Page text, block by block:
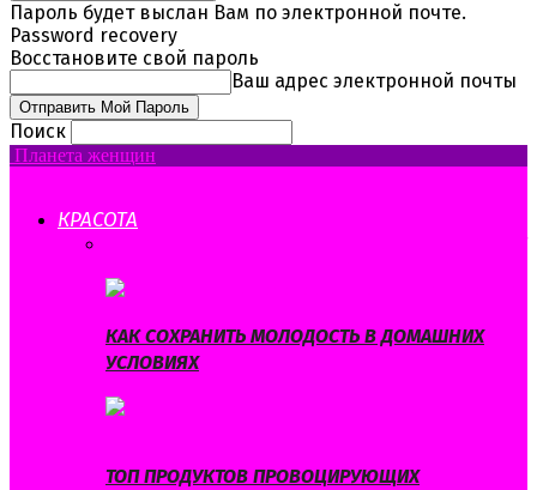
Пароль будет выслан Вам по электронной почте.
Password recovery
Восстановите свой пароль
Ваш адрес электронной почты
Поиск
Планета женщин
КРАСОТА
КАК СОХРАНИТЬ МОЛОДОСТЬ В ДОМАШНИХ
УСЛОВИЯХ
ТОП ПРОДУКТОВ ПРОВОЦИРУЮЩИХ